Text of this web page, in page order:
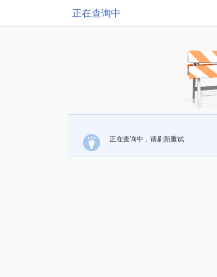
正在查询中
正在查询中，请刷新重试